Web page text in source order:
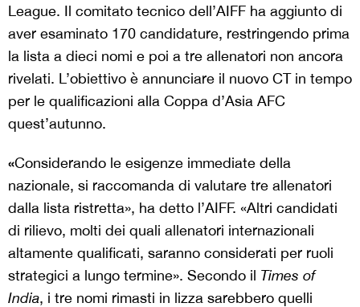
League. Il comitato tecnico dell’AIFF ha aggiunto di
aver esaminato 170 candidature, restringendo prima
la lista a dieci nomi e poi a tre allenatori non ancora
rivelati. L’obiettivo è annunciare il nuovo CT in tempo
per le qualificazioni alla Coppa d’Asia AFC
quest’autunno.
«Considerando le esigenze immediate della
nazionale, si raccomanda di valutare tre allenatori
dalla lista ristretta», ha detto l’AIFF. «Altri candidati
di rilievo, molti dei quali allenatori internazionali
altamente qualificati, saranno considerati per ruoli
strategici a lungo termine». Secondo il Times of
India, i tre nomi rimasti in lizza sarebbero quelli